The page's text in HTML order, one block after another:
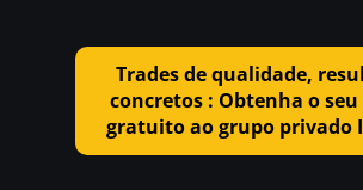
Trades de qualidade,
concretos : Obtenha o seu
gratuito ao grupo privado